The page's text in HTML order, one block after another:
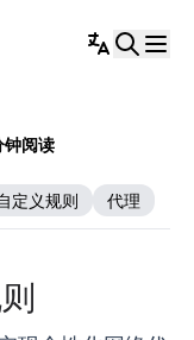
阅读
定义规则 代理